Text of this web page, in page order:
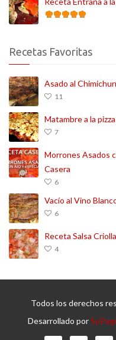
Recetas Favoritas
Asado al
11
Matambre a la
7
Morrones Asados
Casera
6
Vacío al Vino
6
Receta Salsa
4
Todos los derechos
Desarrollado por